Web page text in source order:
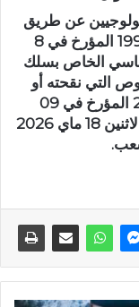
عن طريق
التناظر لمقتضيات الأمر عدد 314 لسنة 1993 المؤرخ في 8
الأساسي الخاص بسلك
التي نقحته أو
تممته وخاصة الأمر عدد 2590 لسنة 2001 المؤرخ في 09
نوفمبر 2001، وفق رد الوزارة الذي نشر الاثنين 18 ماي 2026